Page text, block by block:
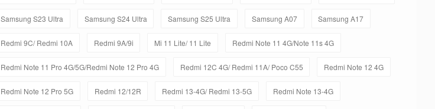
Samsung S23 Ultra Samsung S24 Ultra Samsung S25 Ultra Samsung A07 Samsung A17
Redmi 9C/ Redmi 10A Redmi 9A/9i Mi 11 Lite/ 11 Lite Redmi Note 11 4G/Note 11s 4G
Redmi Note 11 Pro 4G/5G/Redmi Note 12 Pro 4G Redmi 12C 4G/ Redmi 11A/ Poco C55 Redmi Note 12 4G
Redmi Note 12 Pro 5G Redmi 12/12R Redmi 13-4G/ Redmi 13-5G Redmi Note 13-4G